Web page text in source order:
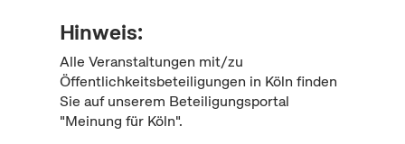
Hinweis:
Alle Veranstaltungen mit/zu
Öffentlichkeitsbeteiligungen in Köln finden
Sie auf unserem Beteiligungsportal
"Meinung für Köln".